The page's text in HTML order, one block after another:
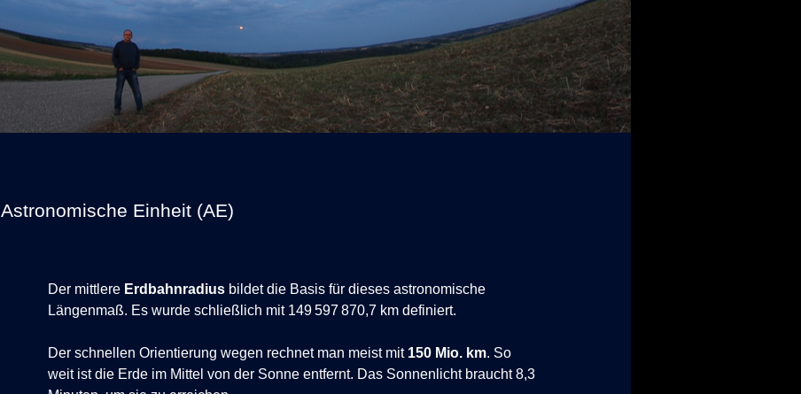
Astronomische Einheit (AE)
Der mittlere Erdbahnradius bildet die Basis für dieses astronomische
Längenmaß. Es wurde schließlich mit 149 597 870,7 km definiert.
Der schnellen Orientierung wegen rechnet man meist mit 150 Mio. km. So
weit ist die Erde im Mittel von der Sonne entfernt. Das Sonnenlicht braucht 8,3